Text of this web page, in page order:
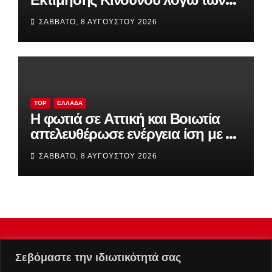
Σεβόμαστε την ιδιωτικότητά σας
υψηλών θερμοκρασιών και της
ενίσχυσης των ανέμων
ΣΆΒΒΑΤΟ, 8 ΑΥΓΟΎΣΤΟΥ 2026
TOP ΕΛΛΆΔΑ
Η φωτιά σε Αττική και Βοιωτία
απελευθέρωσε ενέργεια ίση με έξι
βόμβες Χιροσίμα!
ΣΆΒΒΑΤΟ, 8 ΑΥΓΟΎΣΤΟΥ 2026